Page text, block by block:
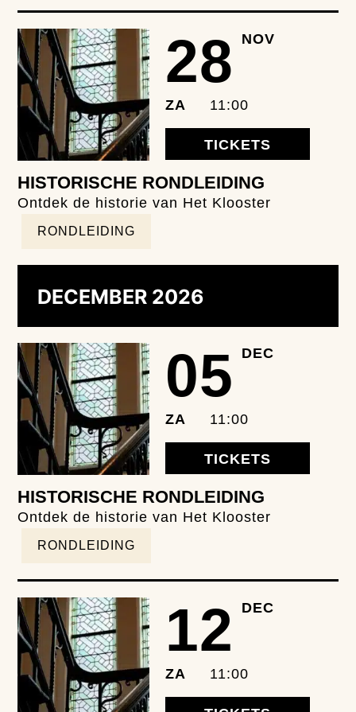
28 NOV
ZA 11:00
TICKETS
HISTORISCHE RONDLEIDING
Ontdek de historie van Het Klooster
RONDLEIDING
DECEMBER 2026
05 DEC
ZA 11:00
TICKETS
HISTORISCHE RONDLEIDING
Ontdek de historie van Het Klooster
RONDLEIDING
12 DEC
ZA 11:00